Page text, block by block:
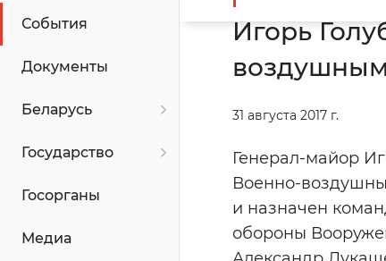
События
Документы
Беларусь
Государство
Госорганы
Медиа
Игорь
31 августа 2017 г.
Генерал-майор
Военно-
и назначен
обороны